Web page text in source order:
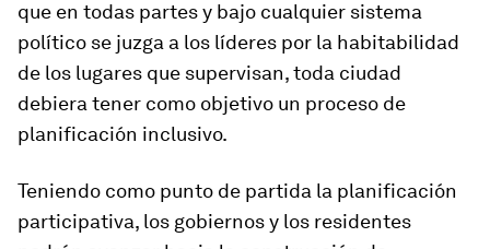
que en todas partes y bajo cualquier sistema
político se juzga a los líderes por la habitabilidad
de los lugares que supervisan, toda ciudad
debiera tener como objetivo un proceso de
planificación inclusivo.
Teniendo como punto de partida la planificación
participativa, los gobiernos y los residentes